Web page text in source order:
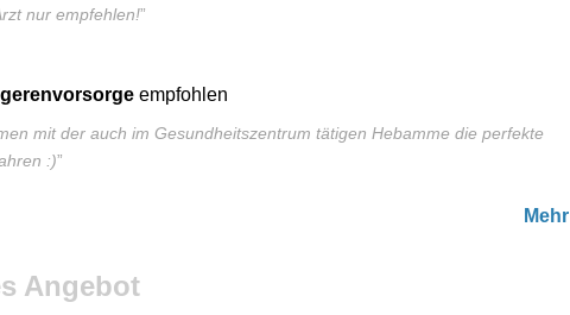
nur empfehlen!”
empfohlen
mit der auch im Gesundheitszentrum tätigen Hebamme die perfekte
:)”
Mehr
Angebot